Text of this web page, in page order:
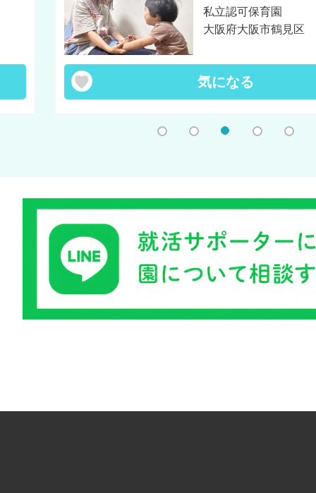
私立認可保育園
大阪府大阪市鶴見区
気になる